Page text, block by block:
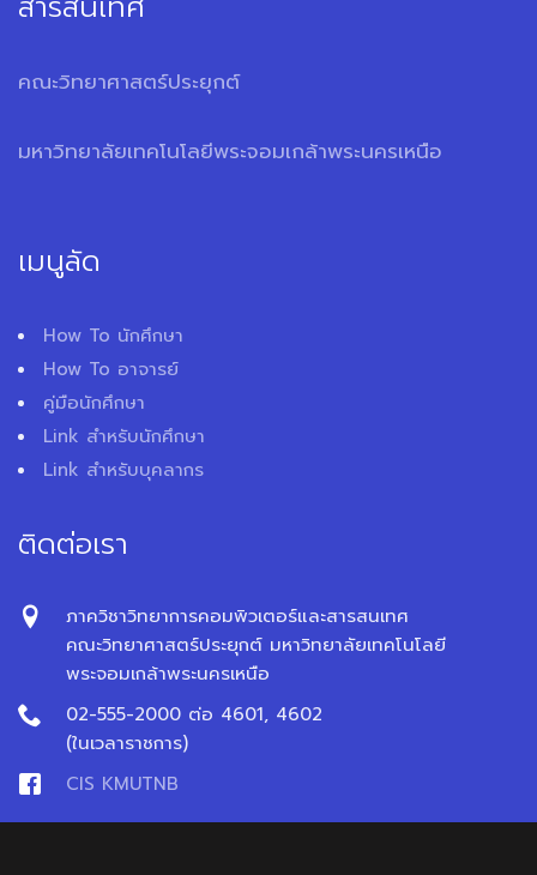
คณะวิทยาศาสตร์ประยุกต์
มหาวิทยาลัยเทคโนโลยีพระจอมเกล้าพระนครเหนือ
เมนูลัด
How To นักศึกษา
How To อาจารย์
คู่มือนักศึกษา
Link สำหรับนักศึกษา
Link สำหรับบุคลากร
ติดต่อเรา
ภาควิชาวิทยาการคอมพิวเตอร์และสารสนเทศ
คณะวิทยาศาสตร์ประยุกต์ มหาวิทยาลัยเทคโนโลยี
พระจอมเกล้าพระนครเหนือ
02-555-2000 ต่อ 4601, 4602
(ในเวลาราชการ)
CIS KMUTNB